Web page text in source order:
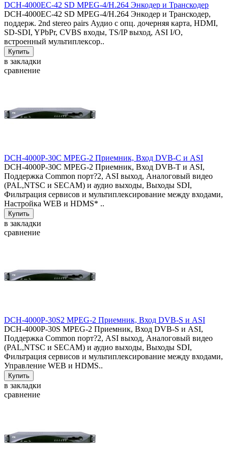
DCH-4000EC-42 SD MPEG-4/H.264 Энкодер и Транскодер
DCH-4000EC-42 SD MPEG-4/H.264 Энкодер и Транскодер,
поддерж. 2nd stereo pairs Аудио с опц. дочерняя карта, HDMI,
SD-SDI, YPbPr, CVBS входы, TS/IP выход, ASI I/O,
встроенный мультиплексор..
в закладки
сравнение
DCH-4000P-30C MPEG-2 Приемник, Вход DVB-C и ASI
DCH-4000P-30C MPEG-2 Приемник, Вход DVB-T и ASI,
Поддержка Common порт?2, ASI выход, Аналоговый видео
(PAL,NTSC и SECAM) и аудио выходы, Выходы SDI,
Фильтрация сервисов и мультиплексирование между входами,
Настройка WEB и HDMS* ..
в закладки
сравнение
DCH-4000P-30S2 MPEG-2 Приемник, Вход DVB-S и ASI
DCH-4000P-30S MPEG-2 Приемник, Вход DVB-S и ASI,
Поддержка Common порт?2, ASI выход, Аналоговый видео
(PAL,NTSC и SECAM) и аудио выходы, Выходы SDI,
Фильтрация сервисов и мультиплексирование между входами,
Управление WEB и HDMS..
в закладки
сравнение